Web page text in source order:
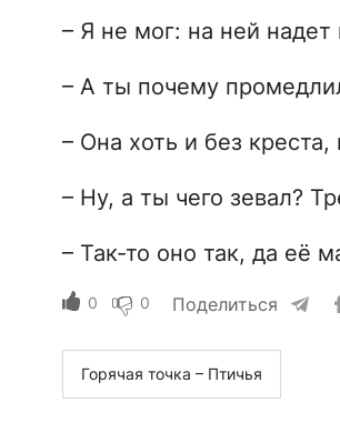
– Я не мог: на ней надет
– А ты почему
– Она хоть и без
– Ну, а ты чего зевал?
– Так-то оно так, да её
0 0 Поделиться
Горячая точка – Птичья